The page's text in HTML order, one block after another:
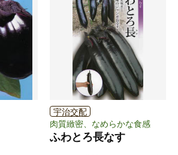
宇治交配
肉質緻密、なめらかな食感
ふわとろ長なす